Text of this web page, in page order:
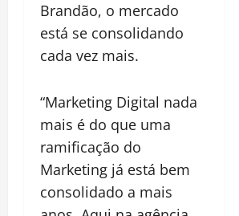
Brandão, o mercado
está se consolidando
cada vez mais.
“Marketing Digital nada
mais é do que uma
ramificação do
Marketing já está bem
consolidado a mais